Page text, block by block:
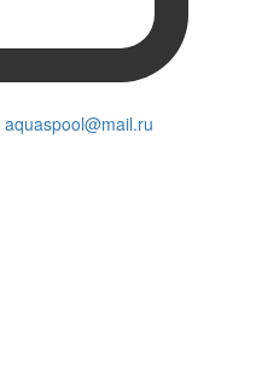
aquaspool@mail.ru